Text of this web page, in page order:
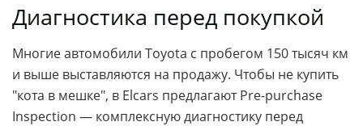
Диагностика перед покупкой
Многие автомобили Toyota с пробегом 150 тысяч км
и выше выставляются на продажу. Чтобы не купить
"кота в мешке", в Elcars предлагают Pre-purchase
Inspection — комплексную диагностику перед